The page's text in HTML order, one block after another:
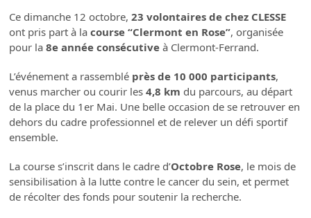
Ce dimanche 12 octobre,23 volontaires de chez CLESSE
ont pris part à lacourse “Clermont en Rose”, organisée
pour la8e année consécutive à Clermont-Ferrand.
L’événement a rassemblé près de 10 000 participants,
venus marcher ou courir les4,8 km du parcours, au départ
de la place du 1er Mai. Une belle occasion de se retrouver en
dehors du cadre professionnel et de relever un défi sportif
ensemble.
La course s’inscrit dans le cadre d’Octobre Rose, le mois de
sensibilisation à la lutte contre le cancer du sein, et permet
de récolter des fonds pour soutenir la recherche.